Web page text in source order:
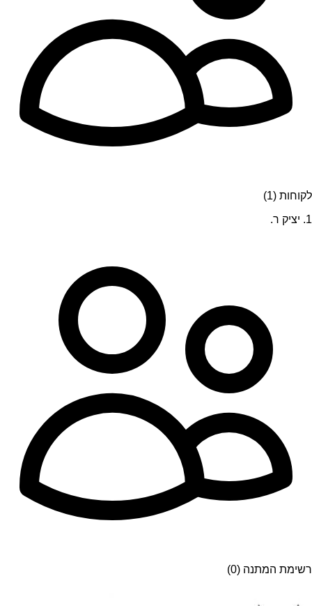
לקוחות (1)
1. יציק ר.
רשימת המתנה (0)